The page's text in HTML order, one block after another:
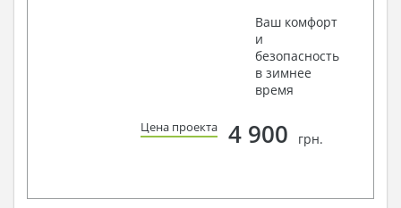
Ваш комфорт
и
безопасность
в зимнее
время
Цена проекта 4 900 грн.